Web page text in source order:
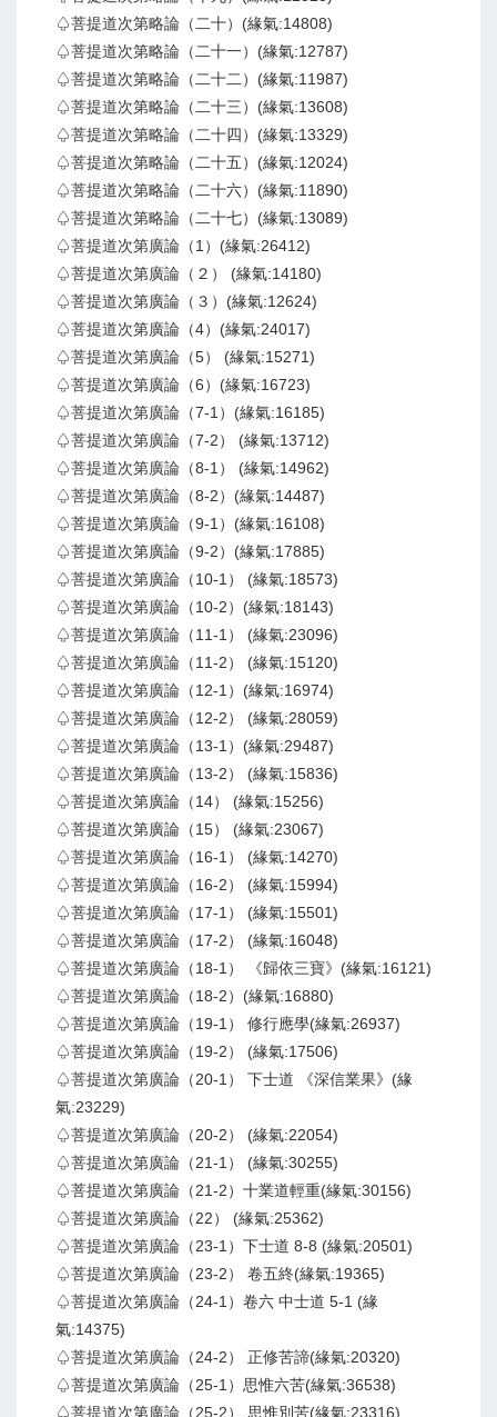
♤菩提道次第略論（二十）(緣氣:14808)
♤菩提道次第略論（二十一）(緣氣:12787)
♤菩提道次第略論（二十二）(緣氣:11987)
♤菩提道次第略論（二十三）(緣氣:13608)
♤菩提道次第略論（二十四）(緣氣:13329)
♤菩提道次第略論（二十五）(緣氣:12024)
♤菩提道次第略論（二十六）(緣氣:11890)
♤菩提道次第略論（二十七）(緣氣:13089)
♤菩提道次第廣論（1）(緣氣:26412)
♤菩提道次第廣論（２） (緣氣:14180)
♤菩提道次第廣論（３）(緣氣:12624)
♤菩提道次第廣論（4）(緣氣:24017)
♤菩提道次第廣論（5） (緣氣:15271)
♤菩提道次第廣論（6）(緣氣:16723)
♤菩提道次第廣論（7-1）(緣氣:16185)
♤菩提道次第廣論（7-2） (緣氣:13712)
♤菩提道次第廣論（8-1） (緣氣:14962)
♤菩提道次第廣論（8-2）(緣氣:14487)
♤菩提道次第廣論（9-1）(緣氣:16108)
♤菩提道次第廣論（9-2）(緣氣:17885)
♤菩提道次第廣論（10-1） (緣氣:18573)
♤菩提道次第廣論（10-2）(緣氣:18143)
♤菩提道次第廣論（11-1） (緣氣:23096)
♤菩提道次第廣論（11-2） (緣氣:15120)
♤菩提道次第廣論（12-1）(緣氣:16974)
♤菩提道次第廣論（12-2） (緣氣:28059)
♤菩提道次第廣論（13-1）(緣氣:29487)
♤菩提道次第廣論（13-2） (緣氣:15836)
♤菩提道次第廣論（14） (緣氣:15256)
♤菩提道次第廣論（15） (緣氣:23067)
♤菩提道次第廣論（16-1） (緣氣:14270)
♤菩提道次第廣論（16-2） (緣氣:15994)
♤菩提道次第廣論（17-1） (緣氣:15501)
♤菩提道次第廣論（17-2） (緣氣:16048)
♤菩提道次第廣論（18-1） 《歸依三寶》(緣氣:16121)
♤菩提道次第廣論（18-2）(緣氣:16880)
♤菩提道次第廣論（19-1） 修行應學(緣氣:26937)
♤菩提道次第廣論（19-2） (緣氣:17506)
♤菩提道次第廣論（20-1） 下士道 《深信業果》(緣
氣:23229)
♤菩提道次第廣論（20-2） (緣氣:22054)
♤菩提道次第廣論（21-1） (緣氣:30255)
♤菩提道次第廣論（21-2）十業道輕重(緣氣:30156)
♤菩提道次第廣論（22） (緣氣:25362)
♤菩提道次第廣論（23-1）下士道 8-8 (緣氣:20501)
♤菩提道次第廣論（23-2） 卷五終(緣氣:19365)
♤菩提道次第廣論（24-1）卷六 中士道 5-1 (緣
氣:14375)
♤菩提道次第廣論（24-2） 正修苦諦(緣氣:20320)
♤菩提道次第廣論（25-1）思惟六苦(緣氣:36538)
♤菩提道次第廣論（25-2） 思惟別苦(緣氣:23316)